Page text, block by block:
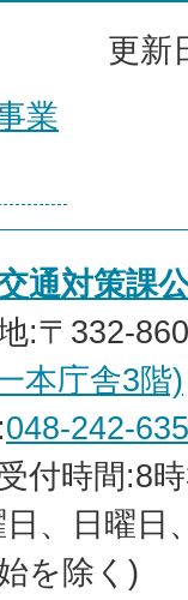
更新
業
通対策課
:〒332-
本庁舎3階)
048-242-
付時間:8
日、日曜日
を除く)